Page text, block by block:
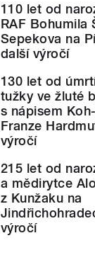
110 let od
RAF Bohumila
Sepekova na
další výročí
130 let od
tužky ve žluté
s nápisem
Franze
výročí
215 let od
a mědirytce
z Kunžaku na
výročí